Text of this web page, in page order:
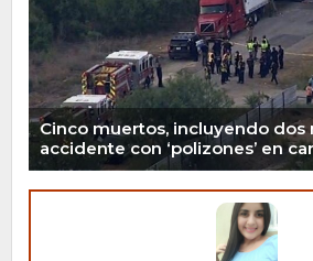
Cinco muertos, incluyendo dos
accidente con ‘polizones’ en